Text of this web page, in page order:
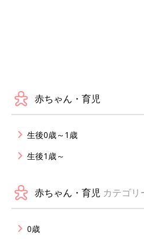
赤ちゃん・育児
生後0歳～1歳
生後1歳～
赤ちゃん・育児 カテゴリ
0歳